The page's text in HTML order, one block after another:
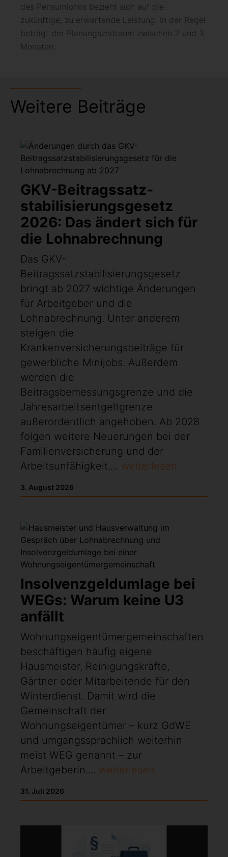
des Pensumlohns bezieht sich auf die
zukünftige, zu erwartende Leistung. In der Regel
beträgt der Planungszeitraum zwischen 2 und 3
Monaten.
Weitere Beiträge
GKV-Beitragssatz­
stabilisierungsgesetz
2026: Das ändert sich für
die Lohnabrechnung
Das GKV-
Beitragssatzstabilisierungsgesetz
bringt ab 2027 wichtige Änderungen
für Arbeitgeber und die
Lohnabrechnung. Unter anderem
steigen die
Krankenversicherungsbeiträge für
gewerbliche Minijobs. Außerdem
werden die
Beitragsbemessungsgrenze und die
Jahresarbeitsentgeltgrenze
außerordentlich angehoben. Ab 2028
folgen weitere Neuerungen bei der
Familienversicherung und der
Arbeitsunfähigkeit.... weiterlesen
3. August 2026
Insolvenzgeldumlage bei
WEGs: Warum keine U3
anfällt
Wohnungseigentümergemeinschaften
beschäftigen häufig eigene
Hausmeister, Reinigungskräfte,
Gärtner oder Mitarbeitende für den
Winterdienst. Damit wird die
Gemeinschaft der
Wohnungseigentümer – kurz GdWE
und umgangssprachlich weiterhin
meist WEG genannt – zur
Arbeitgeberin.... weiterlesen
31. Juli 2026